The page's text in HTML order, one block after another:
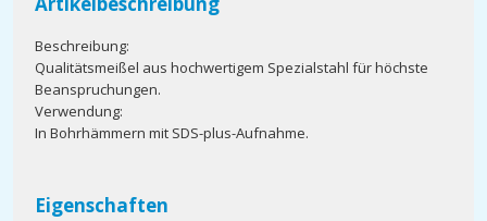
Beschreibung:
Qualitätsmeißel aus hochwertigem Spezialstahl für höchste
Beanspruchungen.
Verwendung:
In Bohrhämmern mit SDS-plus-Aufnahme.
Eigenschaften